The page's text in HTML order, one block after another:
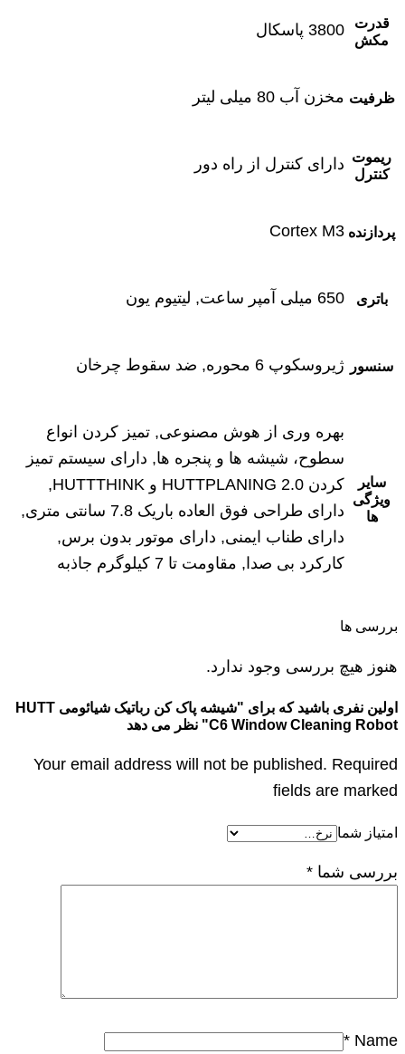
قدرت
مکش
3800 پاسکال
ظرفیت مخزن آب 80 میلی لیتر
ریموت
کنترل
دارای کنترل از راه دور
پردازنده Cortex M3
باتری 650 میلی آمپر ساعت, لیتیوم یون
سنسور ژیروسکوپ 6 محوره, ضد سقوط چرخان
سایر
ویژگی
ها
بهره وری از هوش مصنوعی, تمیز کردن انواع
سطوح، شیشه ها و پنجره ها, دارای سیستم تمیز
کردن HUTTPLANING 2.0 و HUTTTHINK,
دارای طراحی فوق العاده باریک 7.8 سانتی متری,
دارای طناب ایمنی, دارای موتور بدون برس,
کارکرد بی صدا, مقاومت تا 7 کیلوگرم جاذبه
بررسی ها
هنوز هیچ بررسی وجود ندارد.
اولین نفری باشید که برای "شیشه پاک کن رباتیک شیائومی HUTT
C6 Window Cleaning Robot" نظر می دهد
Your email address will not be published. Required
fields are marked
امتیاز شما
بررسی شما *
Name
*